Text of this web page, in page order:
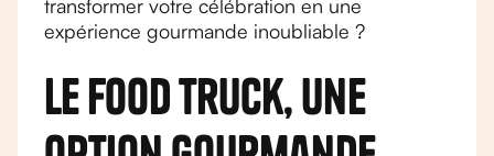
transformer votre célébration en une
expérience gourmande inoubliable ?
Le food truck, une